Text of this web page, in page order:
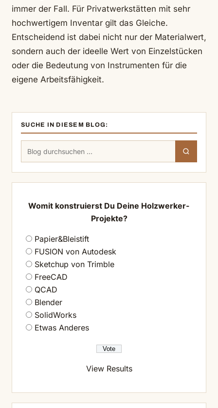
immer der Fall. Für Privatwerkstätten mit sehr
hochwertigem Inventar gilt das Gleiche.
Entscheidend ist dabei nicht nur der Materialwert,
sondern auch der ideelle Wert von Einzelstücken
oder die Bedeutung von Instrumenten für die
eigene Arbeitsfähigkeit.
SUCHE IN DIESEM BLOG:
Suchen
Womit konstruierst Du Deine Holzwerker-
Projekte?
Papier&Bleistift
FUSION von Autodesk
Sketchup von Trimble
FreeCAD
QCAD
Blender
SolidWorks
Etwas Anderes
View Results